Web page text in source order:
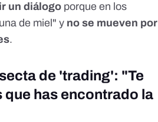
un diálogo porque en los
de miel" y no se mueven por
.
de 'trading': "Te
que has encontrado la